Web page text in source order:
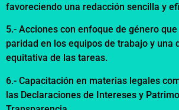
favoreciendo una redacción sencilla y
5.- Acciones con enfoque de género
paridad en los equipos de trabajo y una
equitativa de las tareas.
6.- Capacitación en materias legales
las Declaraciones de Intereses y